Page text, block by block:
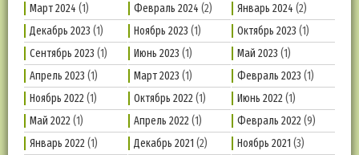
Март 2024 (1) Февраль 2024 (2) Январь 2024 (2)
Декабрь 2023 (1) Ноябрь 2023 (1) Октябрь 2023 (1)
Сентябрь 2023 (1) Июнь 2023 (1) Май 2023 (1)
Апрель 2023 (1) Март 2023 (1) Февраль 2023 (1)
Ноябрь 2022(1) Октябрь 2022(1) Июнь 2022(1)
Май 2022(1) Апрель 2022(1) Февраль 2022(9)
Январь 2022(1) Декабрь 2021 (2) Ноябрь 2021 (3)